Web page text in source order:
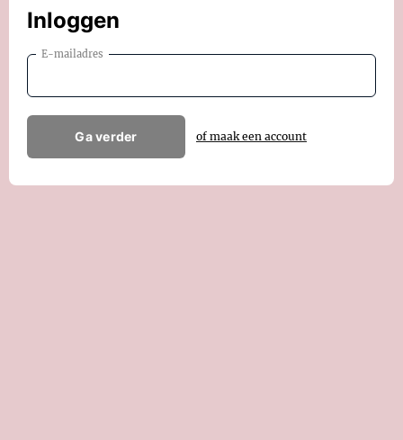
Inloggen
E-mailadres
Ga verder of maak een account